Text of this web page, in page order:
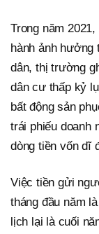
Trong năm
hành ảnh
dân, thị trường
dân cư thấp kỷ
bất động sản
trái phiếu doanh
dòng tiền vốn dĩ
Việc tiền gửi
tháng đầu năm
lịch lại là cuối